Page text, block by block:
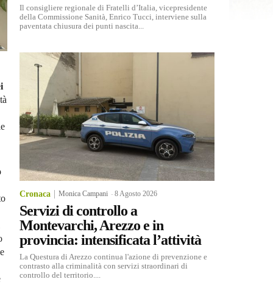
Il consigliere regionale di Fratelli d’Italia, vicepresidente
della Commissione Sanità, Enrico Tucci, interviene sulla
paventata chiusura dei punti nascita...
Cronaca Monica Campani -8 Agosto 2026
Servizi di controllo a
Montevarchi, Arezzo e in
provincia: intensificata l’attività
La Questura di Arezzo continua l'azione di prevenzione e
contrasto alla criminalità con servizi straordinari di
controllo del territorio....